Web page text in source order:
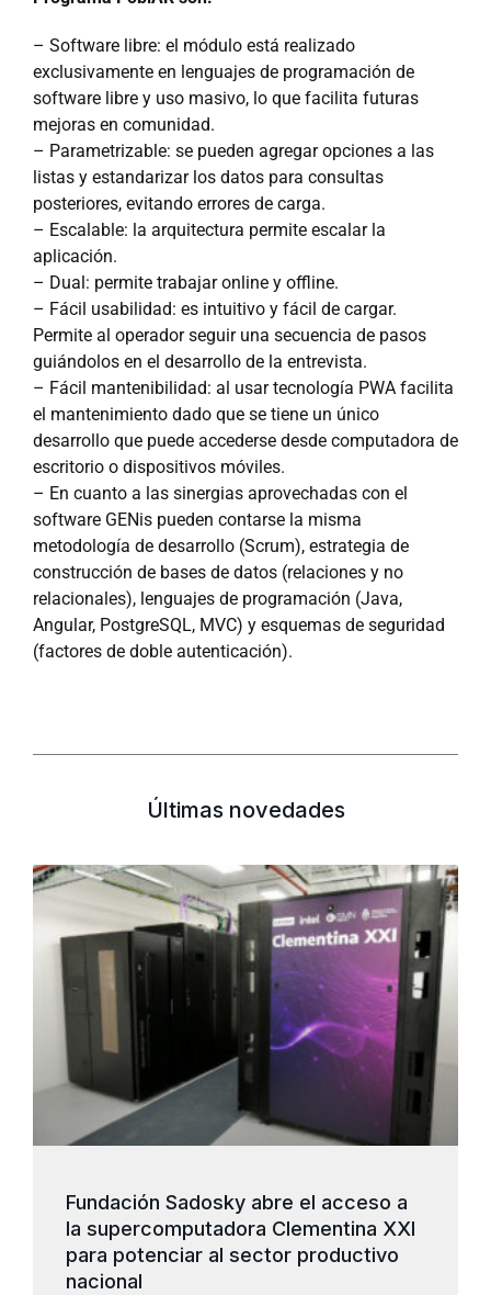
– Software libre: el módulo está realizado
exclusivamente en lenguajes de programación de
software libre y uso masivo, lo que facilita futuras
mejoras en comunidad.
– Parametrizable: se pueden agregar opciones a las
listas y estandarizar los datos para consultas
posteriores, evitando errores de carga.
– Escalable: la arquitectura permite escalar la
aplicación.
– Dual: permite trabajar online y offline.
– Fácil usabilidad: es intuitivo y fácil de cargar.
Permite al operador seguir una secuencia de pasos
guiándolos en el desarrollo de la entrevista.
– Fácil mantenibilidad: al usar tecnología PWA facilita
el mantenimiento dado que se tiene un único
desarrollo que puede accederse desde computadora de
escritorio o dispositivos móviles.
– En cuanto a las sinergias aprovechadas con el
software GENis pueden contarse la misma
metodología de desarrollo (Scrum), estrategia de
construcción de bases de datos (relaciones y no
relacionales), lenguajes de programación (Java,
Angular, PostgreSQL, MVC) y esquemas de seguridad
(factores de doble autenticación).
Últimas novedades
Fundación Sadosky abre el acceso a
la supercomputadora Clementina XXI
para potenciar al sector productivo
nacional